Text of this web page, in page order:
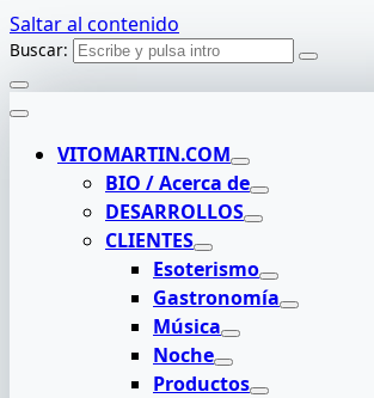
Saltar al contenido
Buscar:
VITOMARTIN.COM
BIO / Acerca de
DESARROLLOS
CLIENTES
Esoterismo
Gastronomía
Música
Noche
Productos